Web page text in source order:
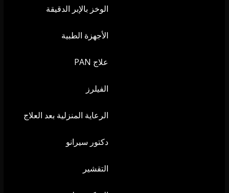
الوخز بالإبر الدقيقة
الأجهزة الطبية
علاج PAN
الفيلرز
الرعاية المنزلية بعد العلاج
دكتور سيرانو
التقشير